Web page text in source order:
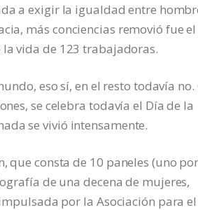
a exigir la igualdad entre
más conciencias removió fue el
la vida de 123 trabajadoras.
eso sí, en el resto todavía no.
se celebra todavía el Día de la
se vivió intensamente.
que consta de 10 paneles (uno
de una decena de mujeres,
por la Asociación para el